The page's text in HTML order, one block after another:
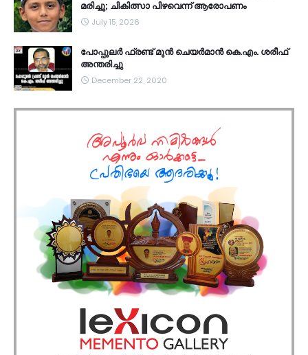
മരിച്ചു; ചികിത്സാ പിഴവെന്ന് ആരോപണം
July 15, 2026
പോപ്പുലർ ഫ്രണ്ട്​ മുൻ ചെയർമാൻ കെ.എം. ശരീഫ്​
അന്തരിച്ചു
December 22, 2020